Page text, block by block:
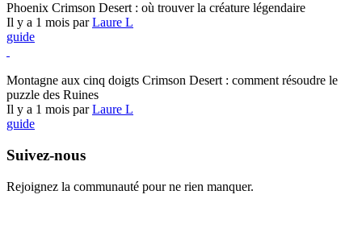
Phoenix Crimson Desert : où trouver la créature légendaire
Il y a 1 mois parLaure L
guide
Montagne aux cinq doigts Crimson Desert : comment résoudre le
puzzle des Ruines
Il y a 1 mois parLaure L
guide
Suivez-nous
Rejoignez la communauté pour ne rien manquer.